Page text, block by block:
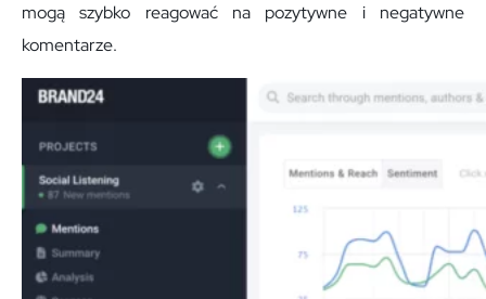
mogą szybko reagować na pozytywne i negatywne
komentarze.